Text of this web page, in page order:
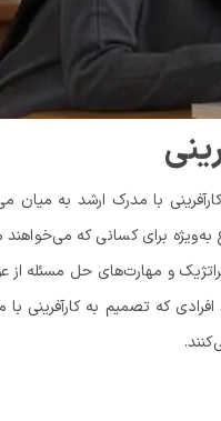
با مدرک ارشد به میان
برای کسانی که می‌خواهند
و مهارت‌های حل مسئله از
که تصمیم به کارآفرینی با